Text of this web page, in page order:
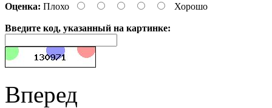
Оценка: Плохо Хорошо
Введите код, указанный на картинке:
Вперед